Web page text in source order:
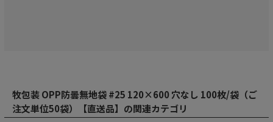
牧包装 OPP防曇無地袋 #25 120×600 穴なし 100枚/袋（ご
注文単位50袋）【直送品】の関連カテゴリ